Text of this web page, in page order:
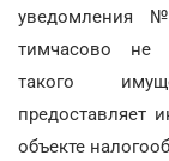
уведомления
тимчасово не
такого
предоставляет
объекте